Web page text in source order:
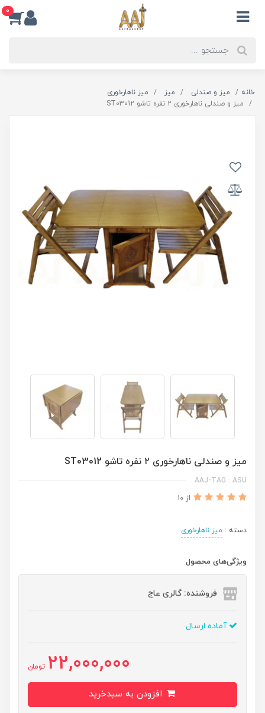
0
خانه میز و صندلی میز
میز ناهارخوری
میز و صندلی ناهارخوری ۲ نفره تاشو ST03012
میز و صندلی ناهارخوری ۲ نفره تاشو ST03012
AAJ-TAG : ASU
از 10
دسته : میز ناهارخوری
ویژگی‌های محصول
فروشنده: گالری عاج
آماده ارسال
22,000,000 تومان